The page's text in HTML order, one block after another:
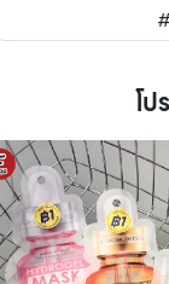
โป